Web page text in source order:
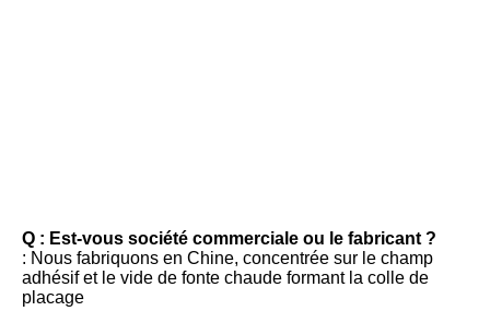
Q : Est-vous société commerciale ou le fabricant ?
: Nous fabriquons en Chine, concentrée sur le champ
adhésif et le vide de fonte chaude formant la colle de
placage